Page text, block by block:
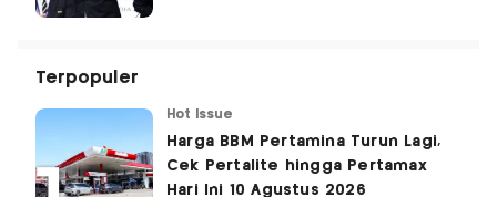
Terpopuler
Hot Issue
Harga BBM Pertamina Turun Lagi,
Cek Pertalite hingga Pertamax
Hari Ini 10 Agustus 2026